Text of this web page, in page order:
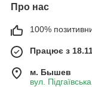
Про нас
100%
Працює з
м. Бышев
вул.